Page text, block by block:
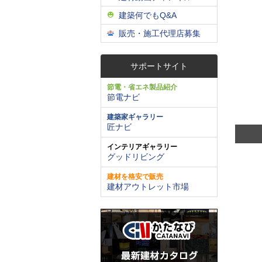
建築何でもQ&A
販売・施工代理店募集
サポートサイト
節電・省エネ製品紹介
節電ナビ
建築家ギャラリー
匠ナビ
インテリアギャラリー
グッドリビング
建材を格安で販売
建材アウトレット市場